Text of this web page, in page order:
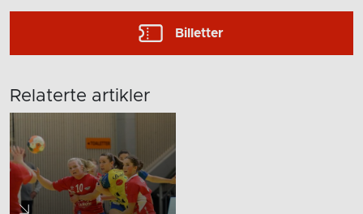
Billetter
Relaterte artikler